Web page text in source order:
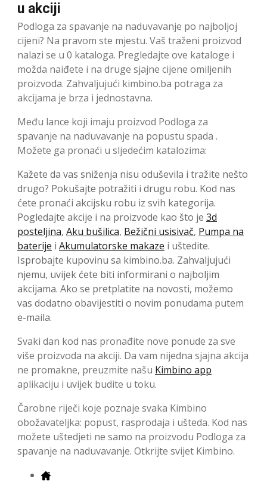
u akciji
Podloga za spavanje na naduvavanje po najboljoj
cijeni? Na pravom ste mjestu. Vaš traženi proizvod
nalazi se u 0 kataloga. Pregledajte ove kataloge i
možda naiđete i na druge sjajne cijene omiljenih
proizvoda. Zahvaljujući kimbino.ba potraga za
akcijama je brza i jednostavna.
Među lance koji imaju proizvod Podloga za
spavanje na naduvavanje na popustu spada .
Možete ga pronaći u sljedećim katalozima:
Kažete da vas sniženja nisu oduševila i tražite nešto
drugo? Pokušajte potražiti i drugu robu. Kod nas
ćete pronaći akcijsku robu iz svih kategorija.
Pogledajte akcije i na proizvode kao što je 3d
posteljina, Aku bušilica, Bežični usisivač, Pumpa na
baterije i Akumulatorske makaze i uštedite.
Isprobajte kupovinu sa kimbino.ba. Zahvaljujući
njemu, uvijek ćete biti informirani o najboljim
akcijama. Ako se pretplatite na novosti, možemo
vas dodatno obavijestiti o novim ponudama putem
e-maila.
Svaki dan kod nas pronađite nove ponude za sve
više proizvoda na akciji. Da vam nijedna sjajna akcija
ne promakne, preuzmite našu Kimbino app
aplikaciju i uvijek budite u toku.
Čarobne riječi koje poznaje svaka Kimbino
obožavateljka: popust, rasprodaja i ušteda. Kod nas
možete uštedjeti ne samo na proizvodu Podloga za
spavanje na naduvavanje. Otkrijte svijet Kimbino.